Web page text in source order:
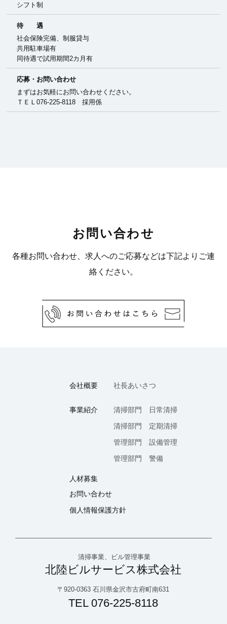
シフト制
待 遇
社会保険完備、制服貸与
共用駐車場有
同待遇で試用期間2カ月有
応募・ お問い合わせ
まずはお気軽にお問い合わせください。
ＴＥＬ076-225-8118 採用係
お問い合わせ
各種お問い合わせ、求人へのご応募などは下記よりご連
絡ください。
会社概要 社長あいさつ
事業紹介 清掃部門 日常清掃
清掃部門 定期清掃
管理部門 設備管理
管理部門 警備
人材募集
お問い合わせ
個人情報保護方針
清掃事業、ビル管理事業
北陸ビルサービス株式会社
〒920-0363 石川県金沢市古府町南631
TEL076-225-8118